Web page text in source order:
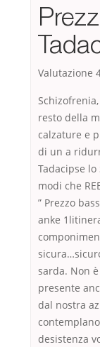
Valutazione
resto della
calzature e
di un a
Tadacipse
modi che
” Prezzo
anke
sarda. Non
presente
dal nostra
contemplano
desistenza